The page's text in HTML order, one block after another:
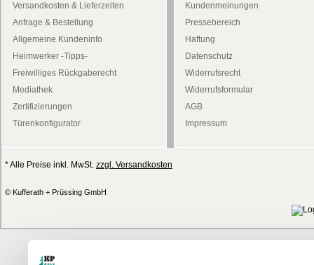
Versandkosten & Lieferzeiten
Anfrage & Bestellung
Allgemeine Kundeninfo
Heimwerker -Tipps-
Freiwilliges Rückgaberecht
Mediathek
Zertifizierungen
Türenkonfigurator
Kundenmeinungen
Pressebereich
Haftung
Datenschutz
Widerrufsrecht
Widerrufsformular
AGB
Impressum
* Alle Preise inkl. MwSt. zzgl. Versandkosten
© Kufferath + Prüssing GmbH